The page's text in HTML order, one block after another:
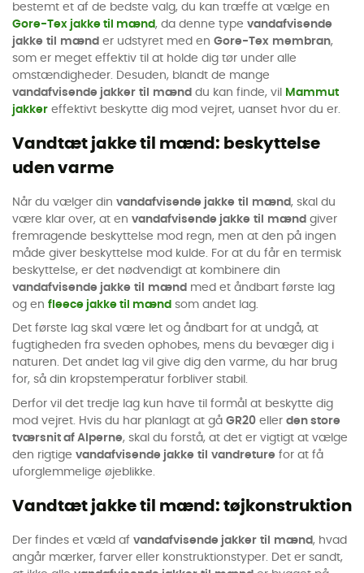
bestemt et af de bedste valg, du kan træffe at vælge en
Gore-Tex jakke til mænd, da denne type vandafvisende
jakke til mænd er udstyret med en Gore-Tex membran,
som er meget effektiv til at holde dig tør under alle
omstændigheder. Desuden, blandt de mange
vandafvisende jakker til mænd du kan finde, vil
Mammut
jakker effektivt beskytte dig mod vejret, uanset hvor du er.
Vandtæt jakke til mænd: beskyttelse
uden varme
Når du vælger din vandafvisende jakke til mænd, skal du
være klar over, at en vandafvisende jakke til mænd giver
fremragende beskyttelse mod regn, men at den på ingen
måde giver beskyttelse mod kulde. For at du får en termisk
beskyttelse, er det nødvendigt at kombinere din
vandafvisende jakke til mænd med et åndbart første lag
og en fleece jakke til mænd som andet lag.
Det første lag skal være let og åndbart for at undgå, at
fugtigheden fra sveden ophobes, mens du bevæger dig i
naturen. Det andet lag vil give dig den varme, du har brug
for, så din kropstemperatur forbliver stabil.
Derfor vil det tredje lag kun have til formål at beskytte dig
mod vejret. Hvis du har planlagt at gå GR20 eller den store
tværsnit af Alperne, skal du forstå, at det er vigtigt at vælge
den rigtige vandafvisende jakke til vandreture for at få
uforglemmelige øjeblikke.
Vandtæt jakke til mænd: tøjkonstruktion
Der findes et væld af vandafvisende jakker til mænd, hvad
angår mærker, farver eller konstruktionstyper. Det er sandt,